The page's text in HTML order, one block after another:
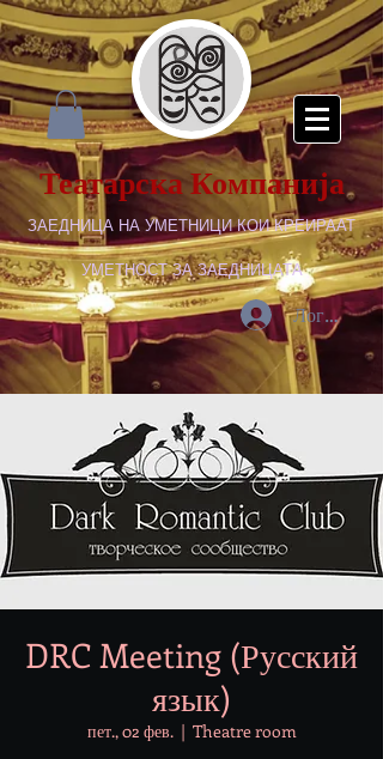
Театарска Компанија
ЗАЕДНИЦА НА УМЕТНИЦИ КОИ КРЕИРААТ
УМЕТНОСТ ЗА ЗАЕДНИЦАТА
Логирај се
DRC Meeting (Русский
язык)
пет., 02 фев.
  |
Theatre room